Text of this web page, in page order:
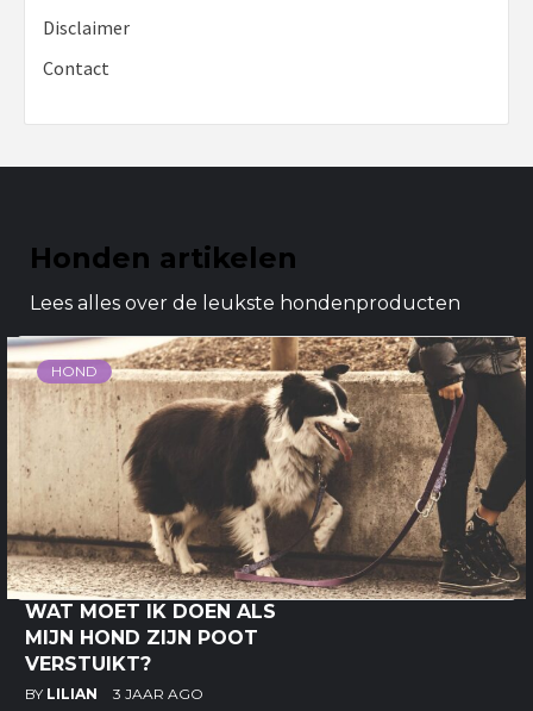
Disclaimer
Contact
Honden artikelen
Lees alles over de leukste hondenproducten
HOND
WAT MOET IK DOEN ALS
MIJN HOND ZIJN POOT
VERSTUIKT?
BY LILIAN 3 JAAR AGO